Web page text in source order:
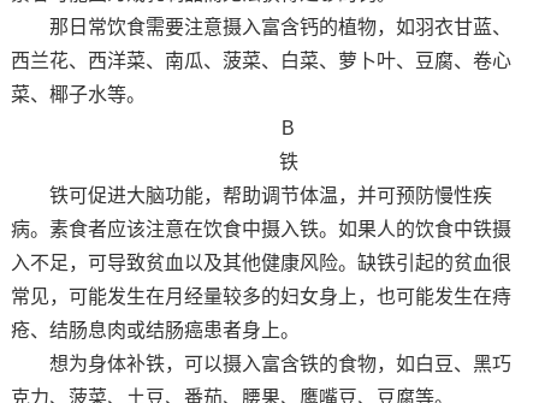
那日常饮食需要注意摄入富含钙的植物，如羽衣甘蓝、
西兰花、西洋菜、南瓜、菠菜、白菜、萝卜叶、豆腐、卷心
菜、椰子水等。
B
铁
铁可促进大脑功能，帮助调节体温，并可预防慢性疾
病。素食者应该注意在饮食中摄入铁。如果人的饮食中铁摄
入不足，可导致贫血以及其他健康风险。缺铁引起的贫血很
常见，可能发生在月经量较多的妇女身上，也可能发生在痔
疮、结肠息肉或结肠癌患者身上。
想为身体补铁，可以摄入富含铁的食物，如白豆、黑巧
克力、菠菜、土豆、番茄、腰果、鹰嘴豆、豆腐等。